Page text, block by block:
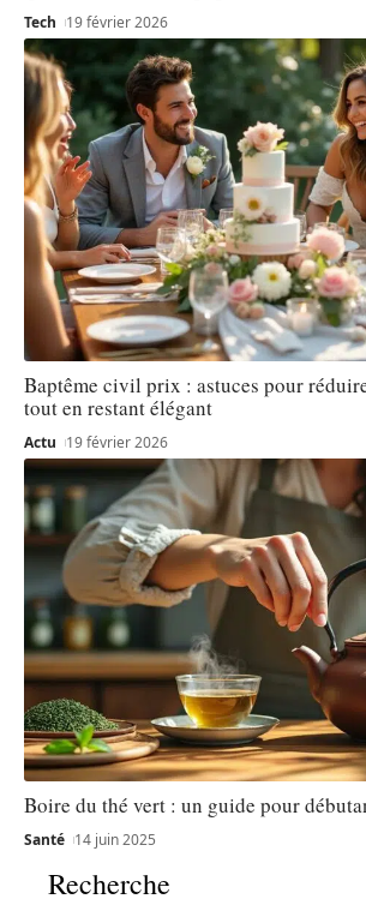
Tech 19 février 2026
Baptême civil prix : astuces pour
tout en restant élégant
Actu 19 février 2026
Boire du thé vert : un guide pour
Santé 14 juin 2025
Recherche